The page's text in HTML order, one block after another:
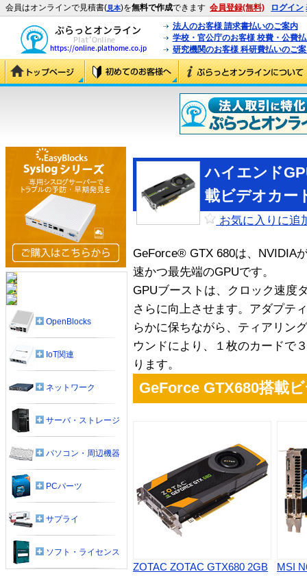
会員はオンラインで見積書(見本)を無料で作成できます 会員登録(無料) ログイン
法人のお客様 請求書払いのご案内
学校・官公庁のお客様 校費・公費
研究機関のお客様 科研費払いのご
ハイエンド
載ビデオカー
お気に入りに追
GeForce® GTX 680は、NVIDIA
速かつ最先端のGPUです。
GPUブーストは、クロック速度
さらに向上させます。アダプテ
らかに保ちながら、ティアリン
ウンドにより、１枚のカードで
ります。
GeForce GTX680搭載
ZOTAC ZOTAC GTX680 2GB
MSI
OpenBlocks
IoT関連
ネットワーク
サーバ・ストレージ
パソコン・周辺機器
PCパーツ
サプライ
ソフト・ライセンス